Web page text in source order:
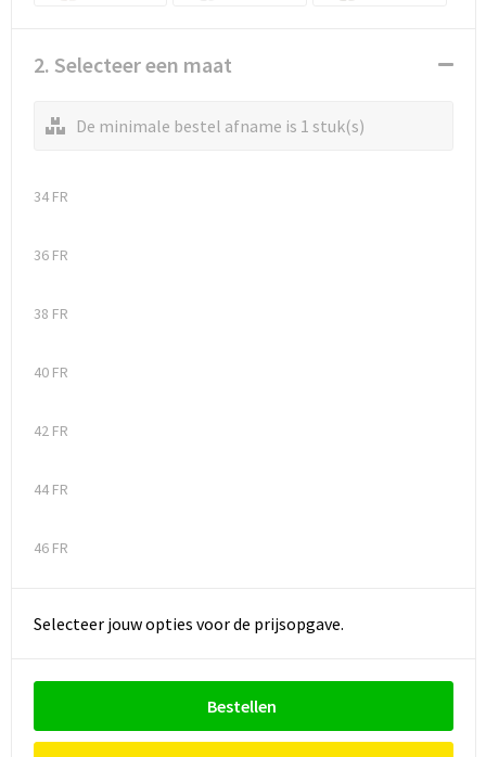
2. Selecteer een maat
De minimale bestel afname is 1 stuk(s)
34 FR
36 FR
38 FR
40 FR
42 FR
44 FR
46 FR
Selecteer jouw opties voor de prijsopgave.
Bestellen